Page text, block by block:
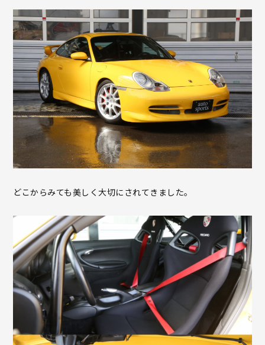
どこからみても美しく大切にされてきました。